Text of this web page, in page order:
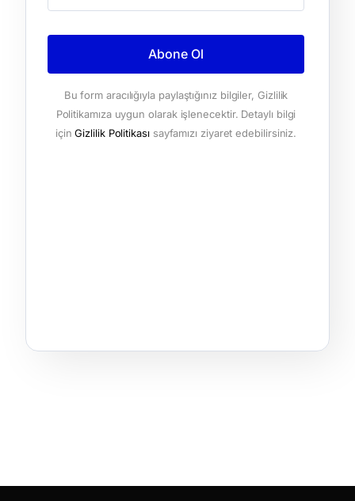
Abone Ol
Bu form aracılığıyla paylaştığınız bilgiler, Gizlilik
Politikamıza uygun olarak işlenecektir. Detaylı bilgi
içinGizlilik Politikasısayfamızı ziyaret edebilirsiniz.